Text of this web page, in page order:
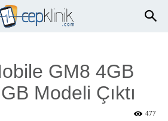
GM8 4GB
Modeli Çıktı
477